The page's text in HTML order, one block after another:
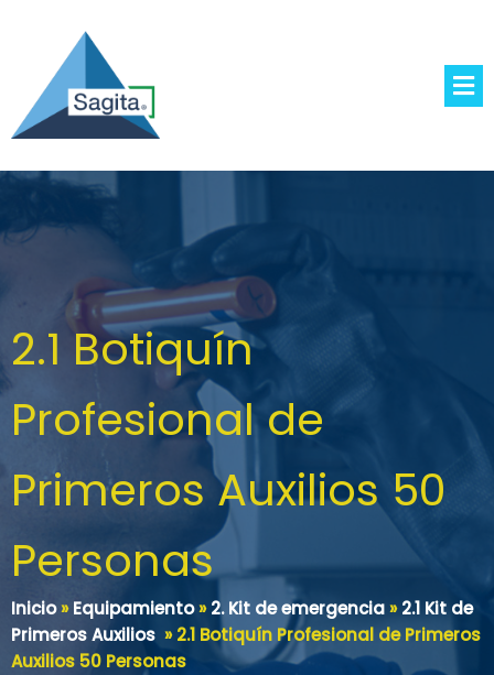
2.1 Botiquín
Profesional de
Primeros Auxilios 50
Personas
Inicio»Equipamiento»2. Kit de emergencia»2.1 Kit de
Primeros Auxilios »2.1 Botiquín Profesional de Primeros
Auxilios 50 Personas